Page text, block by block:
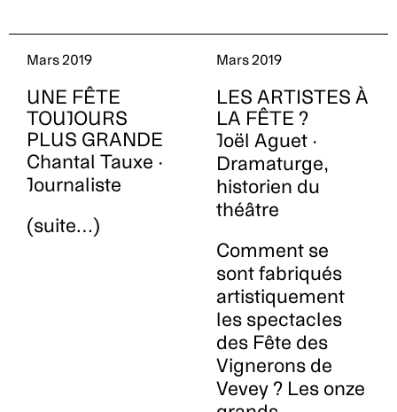
Mars 2019
UNE FÊTE
TOUJOURS
PLUS GRANDE
Chantal Tauxe ·
Journaliste
(suite…)
Mars 2019
LES ARTISTES À
LA FÊTE ?
Joël Aguet ·
Dramaturge,
historien du
théâtre
Comment se
sont fabriqués
artistiquement
les spectacles
des Fête des
Vignerons de
Vevey ? Les onze